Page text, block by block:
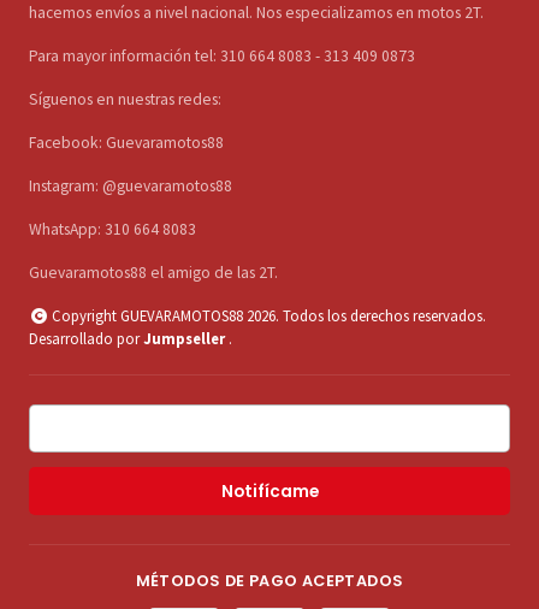
hacemos envíos a nivel nacional. Nos especializamos en motos 2T.
Para mayor información tel: 310 664 8083 - 313 409 0873
Síguenos en nuestras redes:
Facebook: Guevaramotos88
Instagram: @guevaramotos88
WhatsApp: 310 664 8083
Guevaramotos88 el amigo de las 2T.
Copyright GUEVARAMOTOS88 2026. Todos los derechos reservados.
Desarrollado porJumpseller .
Notifícame
MÉTODOS DE PAGO ACEPTADOS